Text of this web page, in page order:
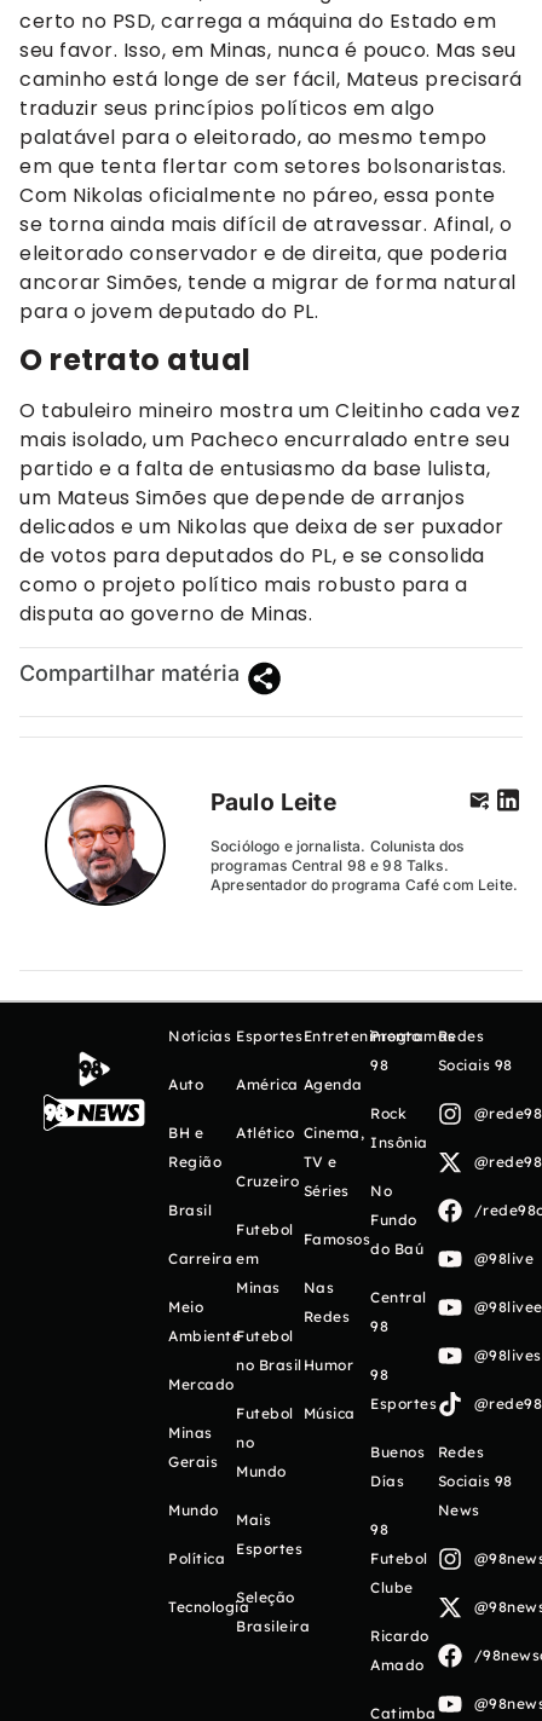
certo no PSD, carrega a máquina do Estado em
seu favor. Isso, em Minas, nunca é pouco. Mas seu
caminho está longe de ser fácil, Mateus precisará
traduzir seus princípios políticos em algo
palatável para o eleitorado, ao mesmo tempo
em que tenta flertar com setores bolsonaristas.
Com Nikolas oficialmente no páreo, essa ponte
se torna ainda mais difícil de atravessar. Afinal, o
eleitorado conservador e de direita, que poderia
ancorar Simões, tende a migrar de forma natural
para o jovem deputado do PL.
O retrato atual
O tabuleiro mineiro mostra um Cleitinho cada vez
mais isolado, um Pacheco encurralado entre seu
partido e a falta de entusiasmo da base lulista,
um Mateus Simões que depende de arranjos
delicados e um Nikolas que deixa de ser puxador
de votos para deputados do PL, e se consolida
como o projeto político mais robusto para a
disputa ao governo de Minas.
Compartilhar matéria
Paulo Leite
Sociólogo e jornalista. Colunista dos
programas Central 98 e 98 Talks.
Apresentador do programa Café com Leite.
Notícias
Auto
BH e
Região
Brasil
Carreira
Meio
Ambiente
Mercado
Minas
Gerais
Mundo
Política
Tecnologia
Esportes
América
Atlético
Cruzeiro
Futebol
em
Minas
Futebol
no Brasil
Futebol
no
Mundo
Mais
Esportes
Seleção
Brasileira
Entretenimento
Agenda
Cinema,
TV e
Séries
Famosos
Nas
Redes
Humor
Música
Programas
98
Rock
Insônia
No
Fundo
do Baú
Central
98
98
Esportes
Buenos
Días
98
Futebol
Clube
Ricardo
Amado
Catimba
Redes
Sociais 98
/
@98live
Redes
Sociais 98
News
/